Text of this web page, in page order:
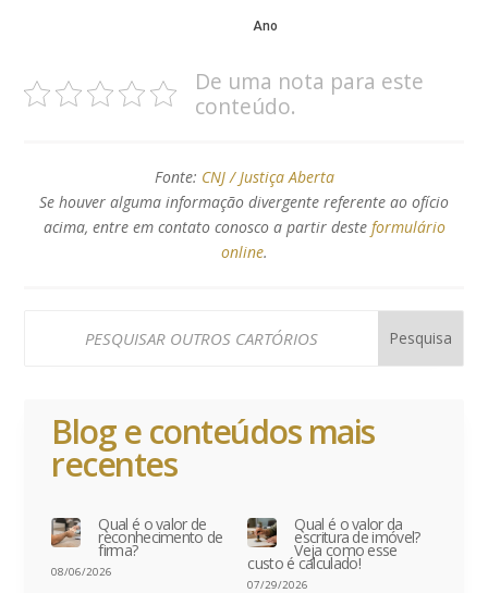
Ano
De uma nota para este
conteúdo.
Fonte: CNJ / Justiça Aberta
Se houver alguma informação divergente referente ao ofício
acima, entre em contato conosco a partir deste formulário
online.
Blog e conteúdos mais
recentes
Qual é o valor de
reconhecimento de
firma?
08/06/2026
Qual é o valor da
escritura de imóvel?
Veja como esse
custo é calculado!
07/29/2026